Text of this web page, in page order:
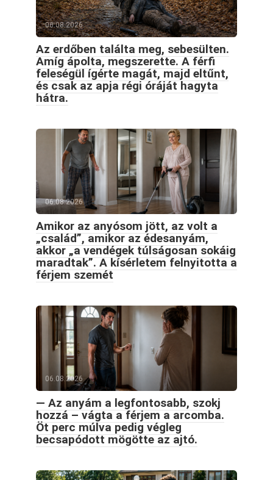
06.08.2026
Az erdőben találta meg, sebesülten.
Amíg ápolta, megszerette. A férfi
feleségül ígérte magát, majd eltűnt,
és csak az apja régi óráját hagyta
hátra.
06.08.2026
Amikor az anyósom jött, az volt a
„család”, amikor az édesanyám,
akkor „a vendégek túlságosan sokáig
maradtak”. A kísérletem felnyitotta a
férjem szemét
06.08.2026
— Az anyám a legfontosabb, szokj
hozzá – vágta a férjem a arcomba.
Öt perc múlva pedig végleg
becsapódott mögötte az ajtó.